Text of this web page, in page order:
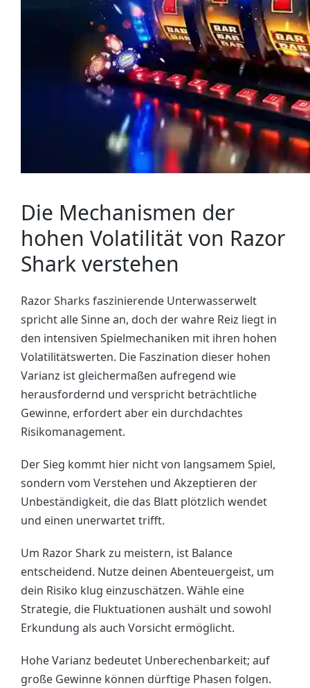
Die Mechanismen der
hohen Volatilität von Razor
Shark verstehen
Razor Sharks faszinierende Unterwasserwelt
spricht alle Sinne an, doch der wahre Reiz liegt in
den intensiven Spielmechaniken mit ihren hohen
Volatilitätswerten. Die Faszination dieser hohen
Varianz ist gleichermaßen aufregend wie
herausfordernd und verspricht beträchtliche
Gewinne, erfordert aber ein durchdachtes
Risikomanagement.
Der Sieg kommt hier nicht von langsamem Spiel,
sondern vom Verstehen und Akzeptieren der
Unbeständigkeit, die das Blatt plötzlich wendet
und einen unerwartet trifft.
Um Razor Shark zu meistern, ist Balance
entscheidend. Nutze deinen Abenteuergeist, um
dein Risiko klug einzuschätzen. Wähle eine
Strategie, die Fluktuationen aushält und sowohl
Erkundung als auch Vorsicht ermöglicht.
Hohe Varianz bedeutet Unberechenbarkeit; auf
große Gewinne können dürftige Phasen folgen.